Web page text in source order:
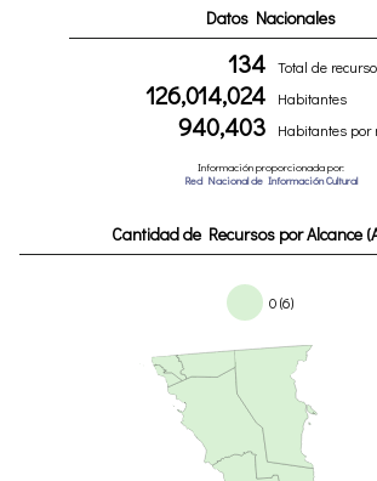
Datos Nacionales
134 Total de
126,014,024 Habitantes
940,403 Habitantes por
Información proporcionada por:
Red Nacional de Información Cultural
Cantidad de Recursos por Alcance
0 (6)